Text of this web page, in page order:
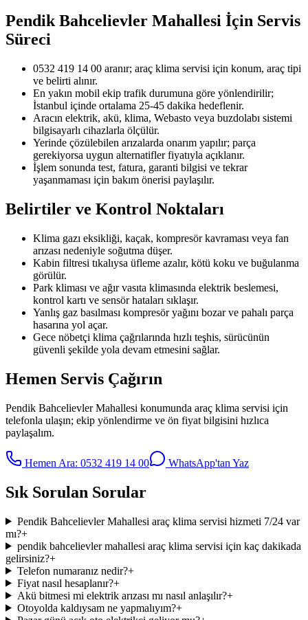
Pendik Bahcelievler Mahallesi İçin Servis
Süreci
0532 419 14 00 aranır; araç klima servisi için konum, araç tipi
ve belirti alınır.
En yakın mobil ekip trafik durumuna göre yönlendirilir;
İstanbul içinde ortalama 25-45 dakika hedeflenir.
Aracın elektrik, akü, klima, Webasto veya buzdolabı sistemi
bilgisayarlı cihazlarla ölçülür.
Yerinde çözülebilen arızalarda onarım yapılır; parça
gerekiyorsa uygun alternatifler fiyatıyla açıklanır.
İşlem sonunda test, fatura, garanti bilgisi ve tekrar
yaşanmaması için bakım önerisi paylaşılır.
Belirtiler ve Kontrol Noktaları
Klima gazı eksikliği, kaçak, kompresör kavraması veya fan
arızası nedeniyle soğutma düşer.
Kabin filtresi tıkalıysa üfleme azalır, kötü koku ve buğulanma
görülür.
Park kliması ve ağır vasıta klimasında elektrik beslemesi,
kontrol kartı ve sensör hataları sıklaşır.
Yanlış gaz basılması kompresör yağını bozar ve pahalı parça
hasarına yol açar.
Gece nöbetçi klima çağrılarında hızlı teşhis, sürücünün
güvenli şekilde yola devam etmesini sağlar.
Hemen Servis Çağırın
Pendik Bahcelievler Mahallesi konumunda araç klima servisi için
telefonla ulaşın; ekip yönlendirme ve ön fiyat bilgisini hızlıca
paylaşalım.
Hemen Ara: 0532 419 14 00 WhatsApp'tan Yaz
Sık Sorulan Sorular
Pendik Bahcelievler Mahallesi araç klima servisi hizmeti 7/24 var
mı?+
pendik bahcelievler mahallesi araç klima servisi için kaç dakikada
gelirsiniz?+
Telefon numaranız nedir?+
Fiyat nasıl hesaplanır?+
Akü bitmesi mi elektrik arızası mı nasıl anlaşılır?+
Otoyolda kaldıysam ne yapmalıyım?+